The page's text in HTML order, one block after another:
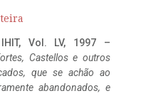
Vol. LV, 1997 –
Castellos e outros
que se achão ao
abandonados, e